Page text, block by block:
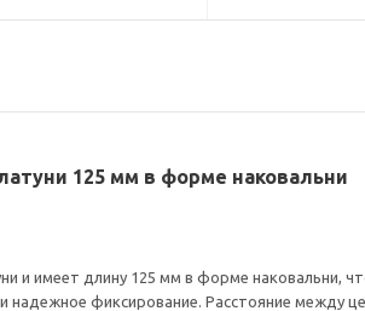
125 мм в форме наковальни
и имеет длину 125 мм в форме наковальни,
фиксирование. Расстояние между